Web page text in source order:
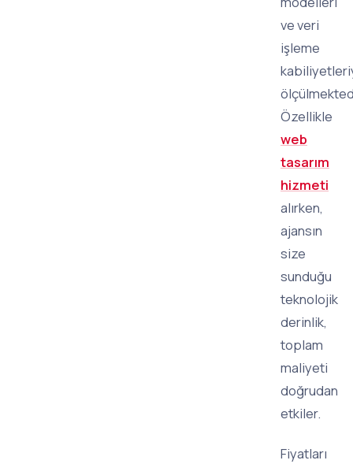
ve veri
işleme
Özellikle
web
tasarım
hizmeti
alırken,
ajansın
size
sunduğu
teknolojik
derinlik,
toplam
maliyeti
doğrudan
etkiler.
Fiyatları